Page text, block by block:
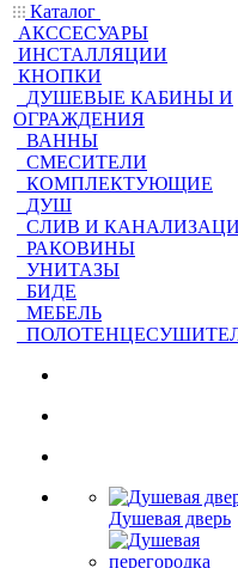
Каталог
АКССЕСУАРЫ
ИНСТАЛЛЯЦИИ
КНОПКИ
ДУШЕВЫЕ КАБИНЫ И
ОГРАЖДЕНИЯ
ВАННЫ
СМЕСИТЕЛИ
КОМПЛЕКТУЮЩИЕ
ДУШ
СЛИВ И
РАКОВИНЫ
УНИТАЗЫ
БИДЕ
МЕБЕЛЬ
Душевая дверь